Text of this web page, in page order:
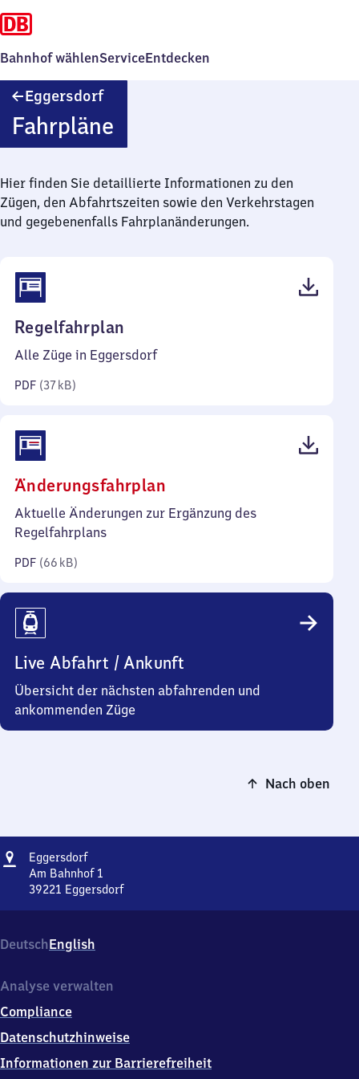
Bahnhof wählenServiceEntdecken
EggersdorfEggersdorf
Fahrpläne
Hier finden Sie detaillierte Informationen zu den
Zügen, den Abfahrtszeiten sowie den Verkehrstagen
und gegebenenfalls Fahrplanänderungen.
Regelfahrplan
37
Alle Züge in Eggersdorf
PDF (37 kB)
Änderungsfahrplan
66
Aktuelle Änderungen zur Ergänzung des
Regelfahrplans
PDF (66 kB)
Live Abfahrt / Ankunft
Übersicht der nächsten abfahrenden und
ankommenden Züge
Nach oben
Adresse
EggersdorfEggersdorf
Am Bahnhof 1
39221 Eggersdorf
Bahnhof
1,
9
2
1
DeutschEnglish
Analyse verwalten
Compliance
Datenschutzhinweise
Informationen zur Barrierefreiheit